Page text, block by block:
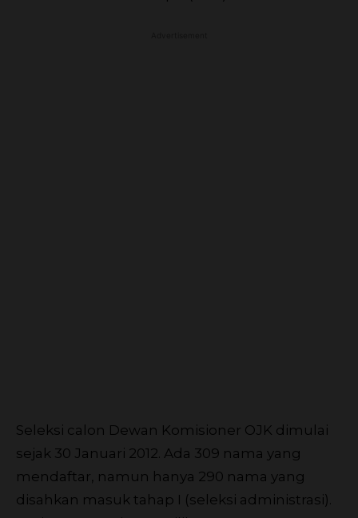
Seleksi calon Dewan Komisioner OJK dimulai
sejak 30 Januari 2012. Ada 309 nama yang
mendaftar, namun hanya 290 nama yang
disahkan masuk tahap I (seleksi administrasi).